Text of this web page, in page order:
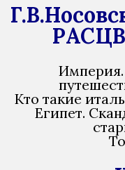
Кто такие
Египет.